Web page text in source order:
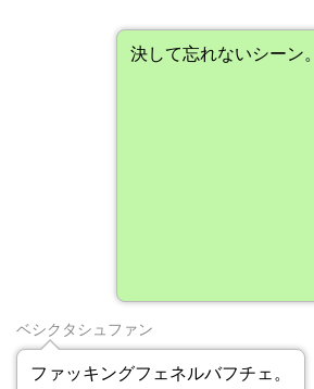
決して忘れないシーン。
ベシクタシュファン
ファッキングフェネルバフチェ。